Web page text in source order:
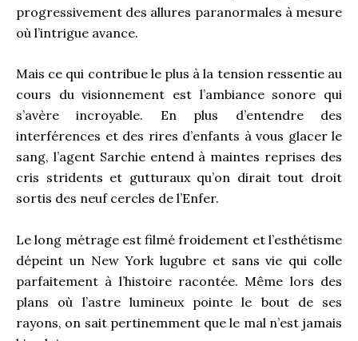
progressivement des allures paranormales à mesure
où l’intrigue avance.
Mais ce qui contribue le plus à la tension ressentie au
cours du visionnement est l’ambiance sonore qui
s’avère incroyable. En plus d’entendre des
interférences et des rires d’enfants à vous glacer le
sang, l’agent Sarchie entend à maintes reprises des
cris stridents et gutturaux qu’on dirait tout droit
sortis des neuf cercles de l’Enfer.
Le long métrage est filmé froidement et l’esthétisme
dépeint un New York lugubre et sans vie qui colle
parfaitement à l’histoire racontée. Même lors des
plans où l’astre lumineux pointe le bout de ses
rayons, on sait pertinemment que le mal n’est jamais